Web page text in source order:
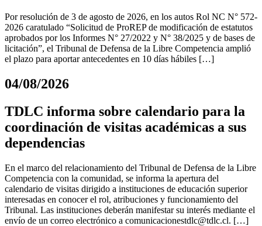
Por resolución de 3 de agosto de 2026, en los autos Rol NC N° 572-
2026 caratulado “Solicitud de ProREP de modificación de estatutos
aprobados por los Informes N° 27/2022 y N° 38/2025 y de bases de
licitación”, el Tribunal de Defensa de la Libre Competencia amplió
el plazo para aportar antecedentes en 10 días hábiles […]
04/08/2026
TDLC informa sobre calendario para la
coordinación de visitas académicas a sus
dependencias
En el marco del relacionamiento del Tribunal de Defensa de la Libre
Competencia con la comunidad, se informa la apertura del
calendario de visitas dirigido a instituciones de educación superior
interesadas en conocer el rol, atribuciones y funcionamiento del
Tribunal. Las instituciones deberán manifestar su interés mediante el
envío de un correo electrónico a comunicacionestdlc@tdlc.cl. […]